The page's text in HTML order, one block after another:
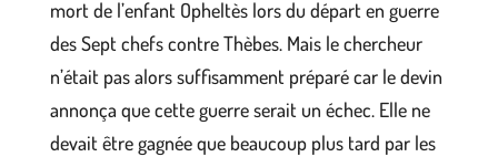
mort de l’enfant Opheltès lors du départ en guerre
des Sept chefs contre Thèbes. Mais le chercheur
n’était pas alors suffisamment préparé car le devin
annonça que cette guerre serait un échec. Elle ne
devait être gagnée que beaucoup plus tard par les